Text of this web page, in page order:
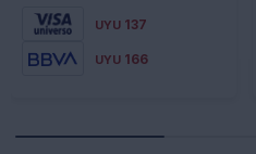
UYU 137
UYU 166